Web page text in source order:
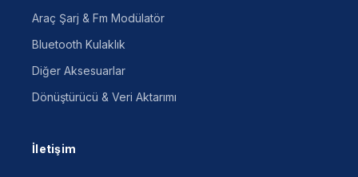
Araç Şarj & Fm Modülatör
Bluetooth Kulaklık
Diğer Aksesuarlar
Dönüştürücü & Veri Aktarımı
İletişim